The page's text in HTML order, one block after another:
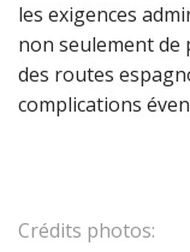
les exigences
non seulement de
des routes
complications
Crédits photos: